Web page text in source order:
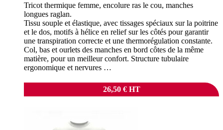
Tricot thermique femme, encolure ras le cou, manches
longues raglan.
Tissu souple et élastique, avec tissages spéciaux sur la poitrine
et le dos, motifs à hélice en relief sur les côtés pour garantir
une transpiration correcte et une thermorégulation constante.
Col, bas et ourlets des manches en bord côtes de la même
matière, pour un meilleur confort. Structure tubulaire
ergonomique et nervures …
26,50 €HT